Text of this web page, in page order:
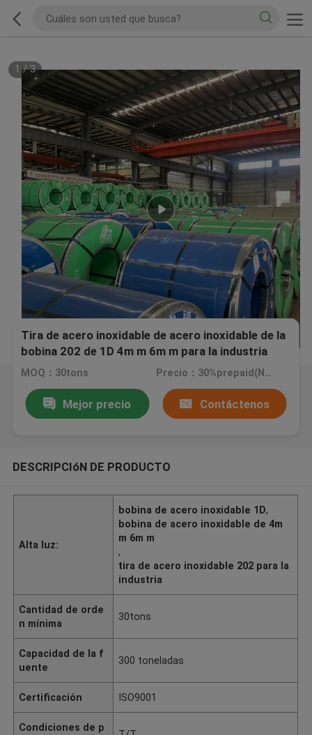
1 /3
Tira de acero inoxidable de acero inoxidable de la
bobina 202 de 1D 4m m 6m m para la industria
MOQ：30tons Precio：30%prepaid(Negotiate a price)
Mejor precio Contáctenos
DESCRIPCIóN DE PRODUCTO
Alta luz:
bobina de acero inoxidable 1D,
bobina de acero inoxidable de 4m
m 6m m
,
tira de acero inoxidable 202 para la
industria
Cantidad de orde
n mínima
30tons
Capacidad de la f
uente
300 toneladas
Certificación ISO9001
Condiciones de p